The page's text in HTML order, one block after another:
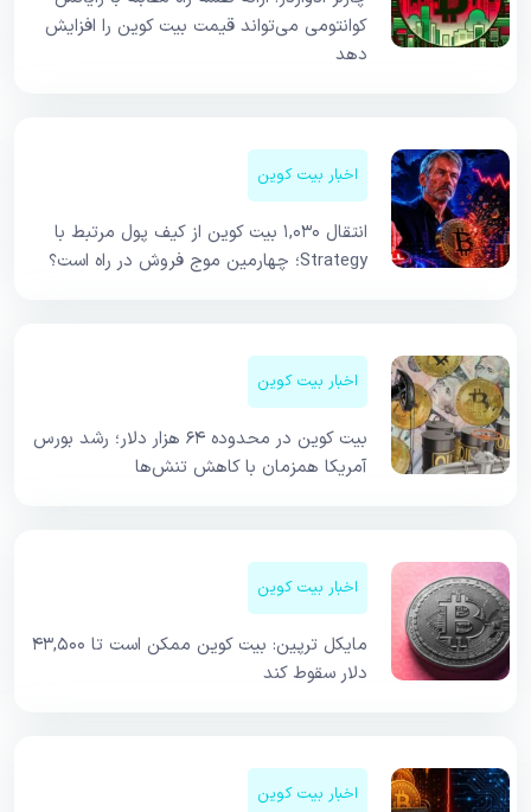
کوانتومی می‌تواند قیمت بیت کوین را افزایش
دهد
اخبار بیت کوین
انتقال ۱,۰۳۰ بیت کوین از کیف پول مرتبط با
Strategy؛ چهارمین موج فروش در راه است؟
اخبار بیت کوین
بیت کوین در محدوده ۶۴ هزار دلار؛ رشد بورس
آمریکا همزمان با کاهش تنش‌ها
اخبار بیت کوین
مایکل ترپین: بیت کوین ممکن است تا ۴۳,۵۰۰
دلار سقوط کند
اخبار بیت کوین